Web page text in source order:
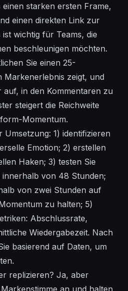
starken ersten Frame,
einen direkten Link zur
wichtig für Teams, die
beschleunigen möchten.
Sie einen 25-
Markenerlebnis zeigt, und
in den Kommentaren zu
steigert die Reichweite
Momentum.
1) identifizieren
Emotion; 2) erstellen
Haken; 3) testen Sie
von 48 Stunden;
von zwei Stunden auf
zu halten; 5)
Abschlussrate,
Wiedergabezeit. Nach
basierend auf Daten, um
replizieren? Ja, aber
an und halten